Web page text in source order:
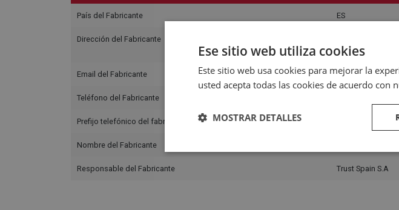
País del Fabricante ES
Dirección del Fabricante
28042
Email del Fabricante
Teléfono del Fabricante
Prefijo telefónico del fabricante
Nombre del Fabricante
Responsable del Fabricante Trust Spain S.A
Ese sitio web utiliza cookies
Este sitio web usa cookies para mejorar la
usted acepta todas las cookies de acuerdo con
MOSTRAR DETALLES